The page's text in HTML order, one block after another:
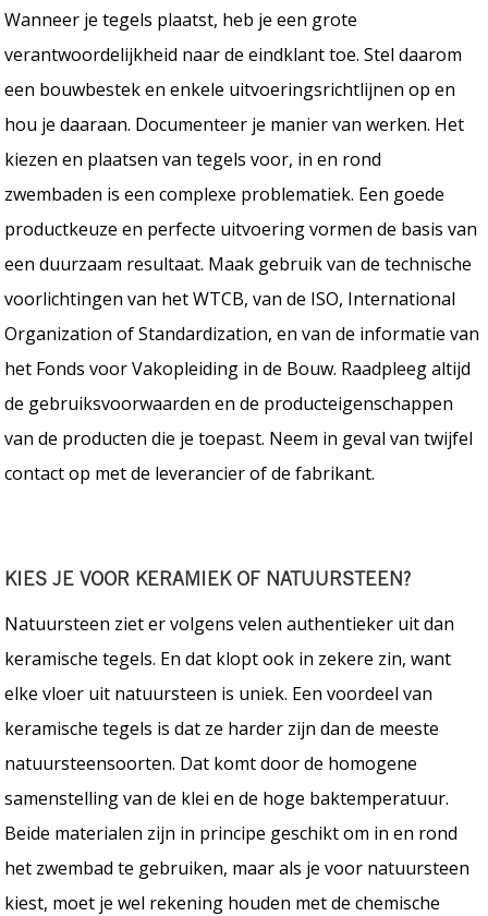
Wanneer je tegels plaatst, heb je een grote
verantwoordelijkheid naar de eindklant toe. Stel daarom
een bouwbestek en enkele uitvoeringsrichtlijnen op en
hou je daaraan. Documenteer je manier van werken. Het
kiezen en plaatsen van tegels voor, in en rond
zwembaden is een complexe problematiek. Een goede
productkeuze en perfecte uitvoering vormen de basis van
een duurzaam resultaat. Maak gebruik van de technische
voorlichtingen van het WTCB, van de ISO, International
Organization of Standardization, en van de informatie van
het Fonds voor Vakopleiding in de Bouw. Raadpleeg altijd
de gebruiksvoorwaarden en de producteigenschappen
van de producten die je toepast. Neem in geval van twijfel
contact op met de leverancier of de fabrikant.
KIES JE VOOR KERAMIEK OF NATUURSTEEN?
Natuursteen ziet er volgens velen authentieker uit dan
keramische tegels. En dat klopt ook in zekere zin, want
elke vloer uit natuursteen is uniek. Een voordeel van
keramische tegels is dat ze harder zijn dan de meeste
natuursteensoorten. Dat komt door de homogene
samenstelling van de klei en de hoge baktemperatuur.
Beide materialen zijn in principe geschikt om in en rond
het zwembad te gebruiken, maar als je voor natuursteen
kiest, moet je wel rekening houden met de chemische